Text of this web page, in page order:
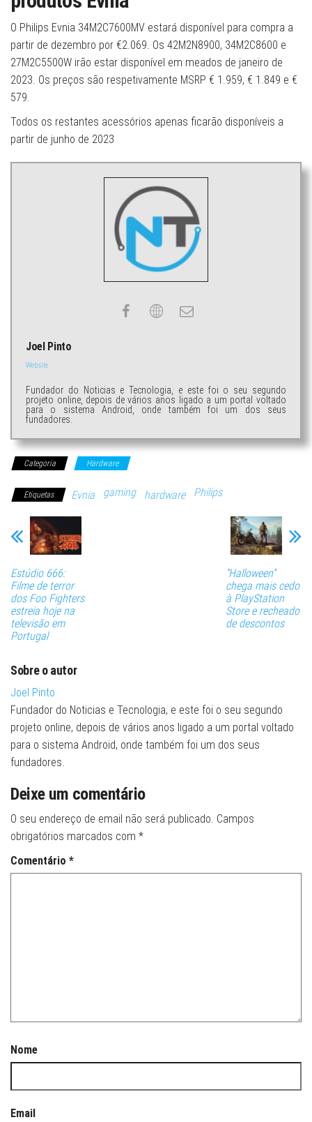
O Philips Evnia 34M2C7600MV estará disponível para compra a
partir de dezembro por €2.069. Os 42M2N8900, 34M2C8600 e
27M2C5500W irão estar disponível em meados de janeiro de
2023. Os preços são respetivamente MSRP € 1.959, € 1.849 e €
579.
Todos os restantes acessórios apenas ficarão disponíveis a
partir de junho de 2023
Joel Pinto
Website
Fundador do Noticias e Tecnologia, e este foi o seu segundo
projeto online, depois de vários anos ligado a um portal voltado
para o sistema Android, onde também foi um dos seus
fundadores.
Categoria Hardware
Etiquetas Evnia gaming hardware Philips
Estúdio 666:
Filme de terror
dos Foo Fighters
estreia hoje na
televisão em
Portugal
“Halloween”
chega mais cedo
à PlayStation
Store e recheado
de descontos
Sobre o autor
Joel Pinto
Fundador do Noticias e Tecnologia, e este foi o seu segundo
projeto online, depois de vários anos ligado a um portal voltado
para o sistema Android, onde também foi um dos seus
fundadores.
Deixe um comentário
O seu endereço de email não será publicado. Campos
obrigatórios marcados com *
Comentário *
Nome
Email